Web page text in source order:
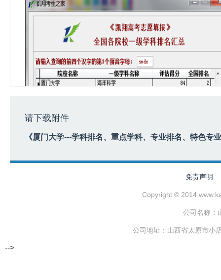
请下载附件
《厦门大学---学科排名、重点学科、专业排名、特色专
免责声明
Copyright © 2014
公司名称：
公司地址：山西省太原市小
-->